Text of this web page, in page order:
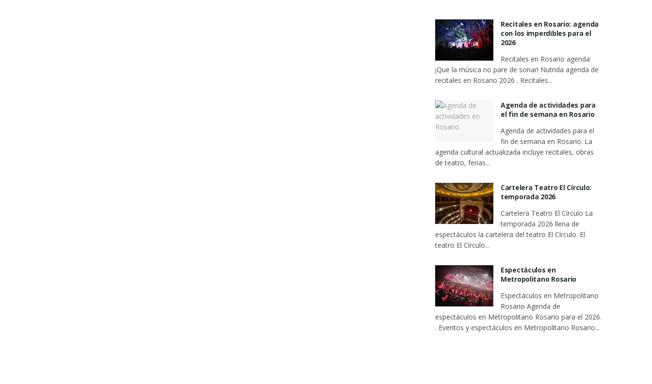
Recitales en Rosario: agenda
con los imperdibles para el
2026
Recitales en Rosario agenda
¡Que la música no pare de sonar! Nutrida agenda de
recitales en Rosario 2026 . Recitales...
Agenda de actividades para
el fin de semana en Rosario
Agenda de actividades para el
fin de semana en Rosario. La
agenda cultural actualizada incluye recitales, obras
de teatro, ferias...
Cartelera Teatro El Círculo:
temporada 2026
Cartelera Teatro El Círculo La
temporada 2026 llena de
espectáculos la cartelera del teatro El Círculo. El
teatro El Círculo...
Espectáculos en
Metropolitano Rosario
Espectáculos en Metropolitano
Rosario Agenda de
espectáculos en Metropolitano Rosario para el 2026.
. Eventos y espectáculos en Metropolitano Rosario...